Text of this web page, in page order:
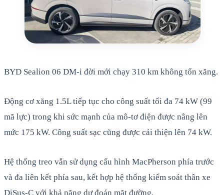
BYD Sealion 06 DM-i đời mới chạy 310 km không tốn xăng.
Động cơ xăng 1.5L tiếp tục cho công suất tối đa 74 kW (99
mã lực) trong khi sức mạnh của mô-tơ điện được nâng lên
mức 175 kW. Công suất sạc cũng được cải thiện lên 74 kW.
Hệ thống treo vẫn sử dụng cấu hình MacPherson phía trước
và đa liên kết phía sau, kết hợp hệ thống kiểm soát thân xe
DiSus-C với khả năng dự đoán mặt đường.